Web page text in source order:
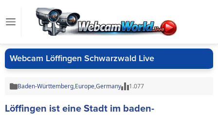
Webcam Löffingen Schwarzwald Live
Baden-Württemberg,Europe,Germany 1.077
Löffingen ist eine Stadt im baden-